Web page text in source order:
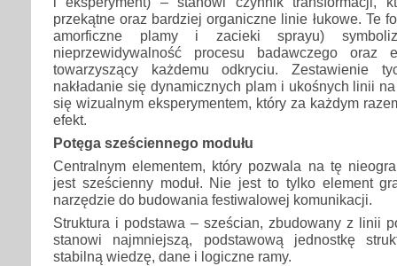
przekątne oraz bardziej organiczne linie łukowe. Te
amorficzne plamy i zacieki sprayu)
nieprzewidywalność procesu badawczego oraz
towarzyszący każdemu odkryciu. Zestawienie
nakładanie się dynamicznych plam i ukośnych linii
się wizualnym eksperymentem, który za każdym
efekt.
Potęga sześciennego modułu
Centralnym elementem, który pozwala na tę
jest sześcienny moduł. Nie jest to tylko element
narzędzie do budowania festiwalowej komunikacji.
Struktura i podstawa – sześcian, zbudowany z linii
stanowi najmniejszą, podstawową jednostkę
stabilną wiedzę, dane i logiczne ramy.